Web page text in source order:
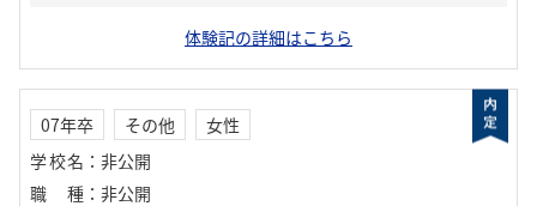
体験記の詳細はこちら
07年卒 その他
女性
学校名 ： 非公開
職種 ： 非公開